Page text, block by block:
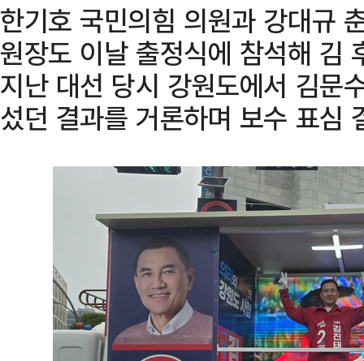
한기호 국민의힘 의원과 강대규
원장도 이날 출정식에 참석해 김
지난 대선 당시 강원도에서 김문
섰던 결과를 거론하며 보수 표심